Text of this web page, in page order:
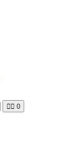
🧘‍♀️ 0